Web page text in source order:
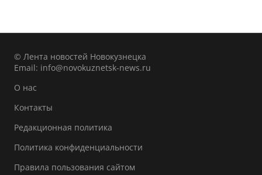
© Лента новостей Новокузнецка
Email: info@novokuznetsk-news.ru
О нас
Контакты
Редакционная политика
Политика конфиденциальности
Правила пользования сайтом